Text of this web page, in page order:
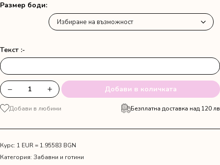
Размер боди
Текст :-
количество
за
Бебешко
първа
есен"
− + Добави в количката
Добави в любими Безплатна доставка над 120 лв
Курс: 1 EUR = 1.95583 BGN
Категория: Забавни и готини